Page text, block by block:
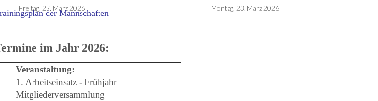
Freitag, 27. März 2026 Montag, 23. März 2026
der Mannschaften
im Jahr 2026:
Veranstaltung:
1. Arbeitseinsatz - Frühjahr
Mitgliederversammlung